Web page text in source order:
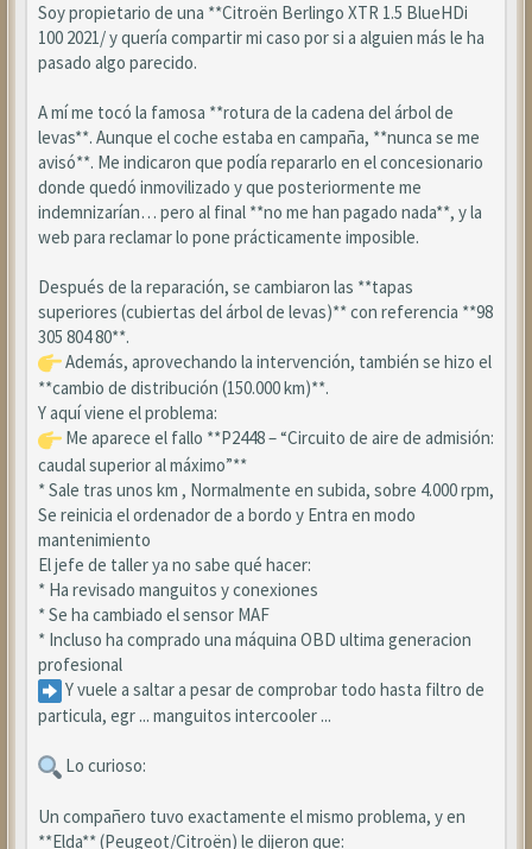
Soy propietario de una **Citroën Berlingo XTR 1.5 BlueHDi
100 2021/ y quería compartir mi caso por si a alguien más le ha
pasado algo parecido.
A mí me tocó la famosa **rotura de la cadena del árbol de
levas**. Aunque el coche estaba en campaña, **nunca se me
avisó**. Me indicaron que podía repararlo en el concesionario
donde quedó inmovilizado y que posteriormente me
indemnizarían… pero al final **no me han pagado nada**, y la
web para reclamar lo pone prácticamente imposible.
Después de la reparación, se cambiaron las **tapas
superiores (cubiertas del árbol de levas)** con referencia **98
305 804 80**.
Además, aprovechando la intervención, también se hizo el
**cambio de distribución (150.000 km)**.
Y aquí viene el problema:
Me aparece el fallo **P2448 – “Circuito de aire de admisión:
caudal superior al máximo”**
* Sale tras unos km , Normalmente en subida, sobre 4.000 rpm,
Se reinicia el ordenador de a bordo y Entra en modo
mantenimiento
El jefe de taller ya no sabe qué hacer:
* Ha revisado manguitos y conexiones
* Se ha cambiado el sensor MAF
* Incluso ha comprado una máquina OBD ultima generacion
profesional
Y vuele a saltar a pesar de comprobar todo hasta filtro de
particula, egr ... manguitos intercooler ...
Lo curioso:
Un compañero tuvo exactamente el mismo problema, y en
**Elda** (Peugeot/Citroën) le dijeron que: